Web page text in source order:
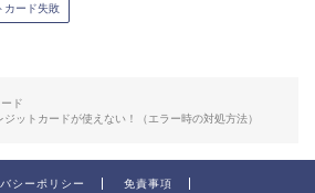
カード失敗
ド
ットカードが使えない！（エラー時の対処方法）
シーポリシー 免責事項